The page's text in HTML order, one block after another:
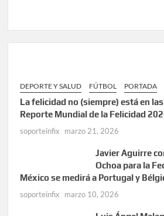
DEPORTE Y SALUD FÚTBOL PORTADA
La felicidad no (siempre) está en
Reporte Mundial de la Felicidad
soporteinfix marzo 21, 2026
Javier Aguirre
Ochoa para la
México se medirá a Portugal y
soporteinfix marzo 10, 2026